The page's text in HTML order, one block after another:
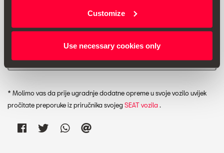
Customize
Use necessary cookies only
Ispis
* Molimo vas da prije ugradnje dodatne opreme u svoje vozilo uvijek
pročitate preporuke iz priručnika svojegSEAT vozila.